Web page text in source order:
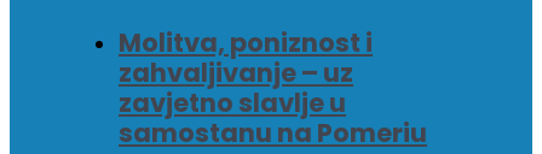
Molitva, poniznost i
zahvaljivanje – uz
zavjetno slavlje u
samostanu na Pomeriu